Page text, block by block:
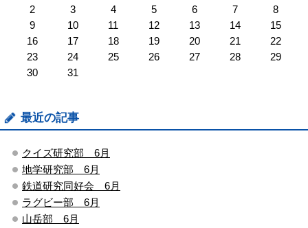
2
3 4 5 6 7
8
9
10 11 12 13 14
15
16
17 18 19 20 21
22
23
24 25 26 27 28
29
30
31
最近の記事
クイズ研究部 6月
地学研究部 6月
鉄道研究同好会 6月
ラグビー部 6月
山岳部 6月